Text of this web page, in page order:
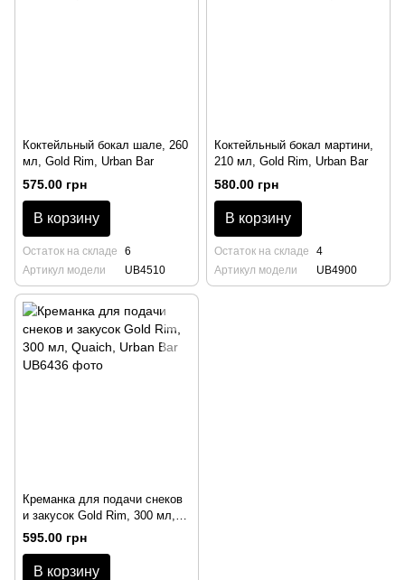
Коктейльный бокал шале, 260
мл, Gold Rim, Urban Bar
575.00 грн
В корзину
Остаток на складе
6
Артикул модели
UB4510
Коктейльный бокал мартини,
210 мл, Gold Rim, Urban Bar
580.00 грн
В корзину
Остаток на складе
4
Артикул модели
UB4900
Креманка для подачи снеков
и закусок Gold Rim, 300 мл,
Quaich, Urban Bar
595.00 грн
В корзину